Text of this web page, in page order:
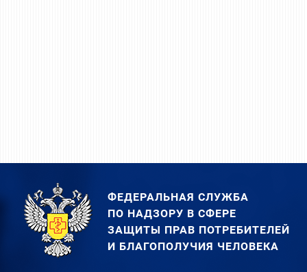
ФЕДЕРАЛЬНАЯ СЛУЖБА
ПО НАДЗОРУ В СФЕРЕ
ЗАЩИТЫ ПРАВ ПОТРЕБИТЕЛЕЙ
И БЛАГОПОЛУЧИЯ ЧЕЛОВЕКА